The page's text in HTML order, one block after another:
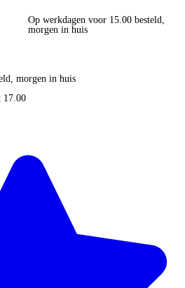
Op werkdagen voor 15.00 besteld,
morgen in huis
morgen in huis
17.00